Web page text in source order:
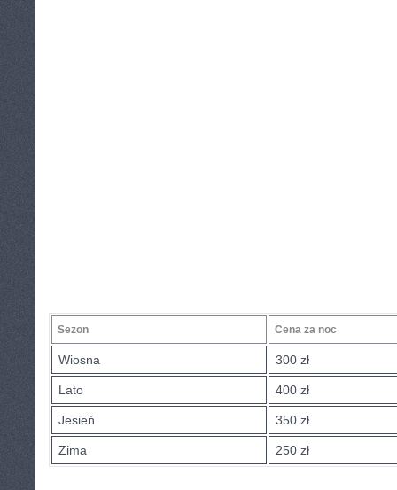
Sezon Cena za⁢ noc
Wiosna 300‍ zł
Lato 400⁣ zł
Jesień 350 zł
Zima 250 zł